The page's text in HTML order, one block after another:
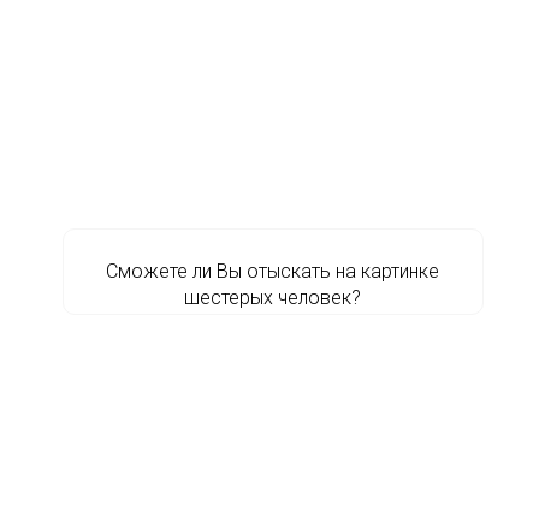
Сможете ли Вы отыскать на картинке
шестерых человек?